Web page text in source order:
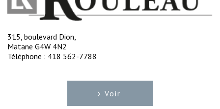
315, boulevard Dion,
Matane G4W 4N2
Téléphone : 418 562-7788
Voir